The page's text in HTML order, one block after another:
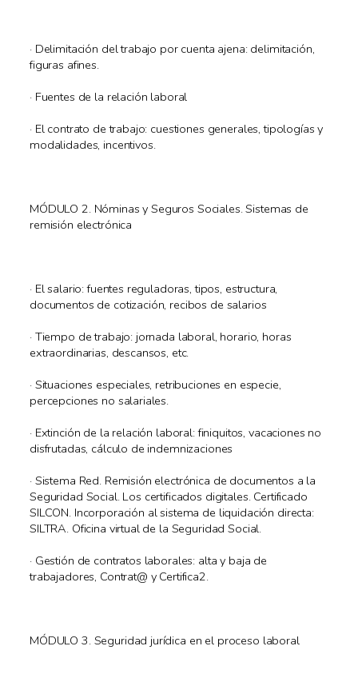
· Delimitación del trabajo por cuenta ajena: delimitación,
figuras afines.
· Fuentes de la relación laboral
· El contrato de trabajo: cuestiones generales, tipologías y
modalidades, incentivos.
MÓDULO 2. Nóminas y Seguros Sociales. Sistemas de
remisión electrónica
· El salario: fuentes reguladoras, tipos, estructura,
documentos de cotización, recibos de salarios
· Tiempo de trabajo: jornada laboral, horario, horas
extraordinarias, descansos, etc.
· Situaciones especiales, retribuciones en especie,
percepciones no salariales.
· Extinción de la relación laboral: finiquitos, vacaciones no
disfrutadas, cálculo de indemnizaciones
· Sistema Red. Remisión electrónica de documentos a la
Seguridad Social. Los certificados digitales. Certificado
SILCON. Incorporación al sistema de liquidación directa:
SILTRA. Oficina virtual de la Seguridad Social.
· Gestión de contratos laborales: alta y baja de
trabajadores, Contrat@ y Certifica2.
MÓDULO 3. Seguridad jurídica en el proceso laboral